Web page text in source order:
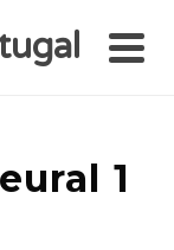
1